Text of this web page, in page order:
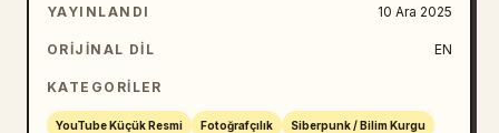
YAYINLANDI 10 Ara 2025
ORIJINAL DIL EN
KATEGORILER
YouTube Küçük Resmi Fotoğrafçılık Siberpunk / Bilim Kurgu